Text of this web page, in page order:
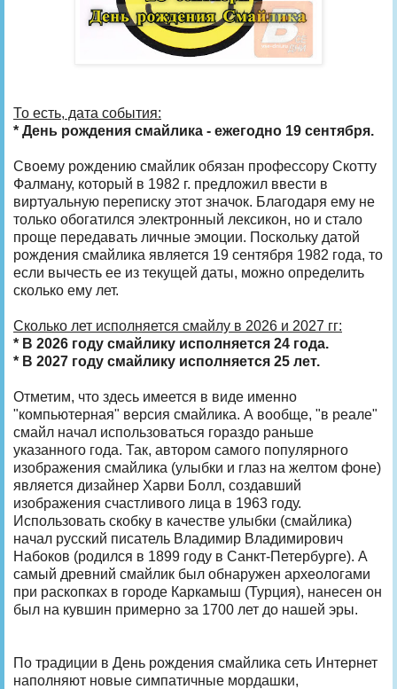
То есть, дата события:
* День рождения смайлика - ежегодно 19 сентября.
Своему рождению смайлик обязан профессору Скотту
Фалману, который в 1982 г. предложил ввести в
виртуальную переписку этот значок. Благодаря ему не
только обогатился электронный лексикон, но и стало
проще передавать личные эмоции. Поскольку датой
рождения смайлика является 19 сентября 1982 года, то
если вычесть ее из текущей даты, можно определить
сколько ему лет.
Сколько лет исполняется смайлу в 2026 и 2027 гг:
* В 2026 году смайлику исполняется 24 года.
* В 2027 году смайлику исполняется 25 лет.
Отметим, что здесь имеется в виде именно
"компьютерная" версия смайлика. А вообще, "в реале"
смайл начал использоваться гораздо раньше
указанного года. Так, автором самого популярного
изображения смайлика (улыбки и глаз на желтом фоне)
является дизайнер Харви Болл, создавший
изображения счастливого лица в 1963 году.
Использовать скобку в качестве улыбки (смайлика)
начал русский писатель Владимир Владимирович
Набоков (родился в 1899 году в Санкт-Петербурге). А
самый древний смайлик был обнаружен археологами
при раскопках в городе Каркамыш (Турция), нанесен он
был на кувшин примерно за 1700 лет до нашей эры.
По традиции в День рождения смайлика сеть Интернет
наполняют новые симпатичные мордашки,